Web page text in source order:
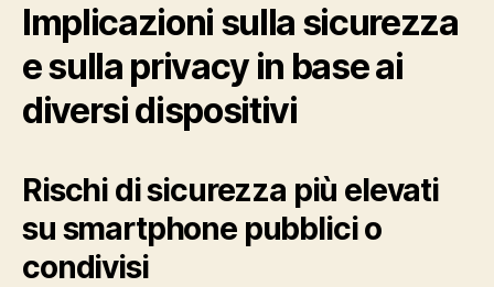
Implicazioni sulla sicurezza
e sulla privacy in base ai
diversi dispositivi
Rischi di sicurezza più elevati
su smartphone pubblici o
condivisi